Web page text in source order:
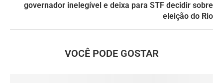
governador inelegível e deixa para STF decidir sobre
eleição do Rio
VOCÊ PODE GOSTAR